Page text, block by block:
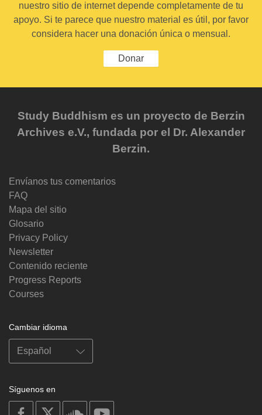
nuestro sitio de internet depende completamente de tu
apoyo. Si te parece que nuestro material es útil, por favor
considera hacer una donación única o mensual.
Donar
Study Buddhism es un proyecto de Berzin
Archives e.V., fundada por el Dr. Alexander
Berzin.
Envíanos tus comentarios
FAQ
Mapa del sitio
Glosario
Privacy Policy
Newsletter
Contenido reciente
Progress Reports
Courses
Cambiar idioma
Síguenos en
on